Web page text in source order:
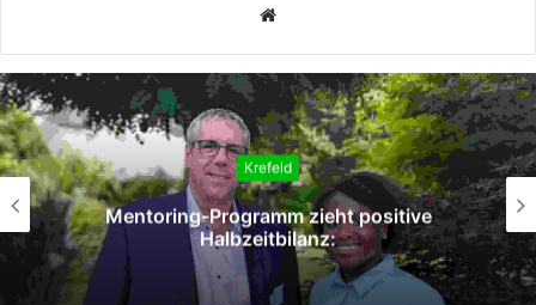
Webseite
Krefeld
Mentoring-Programm zieht positive
Halbzeitbilanz: